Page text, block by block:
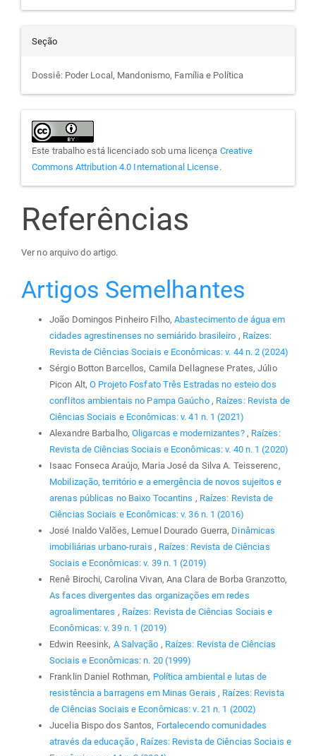
Seção
Dossiê: Poder Local, Mandonismo, Família e Política
Este trabalho está licenciado sob uma licença Creative
Commons Attribution 4.0 International License.
Referências
Ver no arquivo do artigo.
Artigos Semelhantes
João Domingos Pinheiro Filho,Abastecimento de água em
cidades agrestinenses no semiárido brasileiro , Raízes:
Revista de Ciências Sociais e Econômicas: v. 44 n. 2 (2024)
Sérgio Botton Barcellos, Camila Dellagnese Prates, Júlio
Picon Alt,O Projeto Fosfato Três Estradas no esteio dos
conflitos ambientais no Pampa Gaúcho , Raízes: Revista de
Ciências Sociais e Econômicas: v. 41 n. 1 (2021)
Alexandre Barbalho, Oligarcas e modernizantes? , Raízes:
Revista de Ciências Sociais e Econômicas: v. 40 n. 1 (2020)
Isaac Fonseca Araújo, Maria José da Silva A. Teisserenc,
Mobilização, território e a emergência de novos sujeitos e
arenas públicas no Baixo Tocantins , Raízes: Revista de
Ciências Sociais e Econômicas: v. 36 n. 1 (2016)
José Inaldo Valões, Lemuel Dourado Guerra, Dinâmicas
imobiliárias urbano-rurais , Raízes: Revista de Ciências
Sociais e Econômicas: v. 39 n. 1 (2019)
Renê Birochi, Carolina Vivan, Ana Clara de Borba Granzotto,
As faces divergentes das organizações em redes
agroalimentares , Raízes: Revista de Ciências Sociais e
Econômicas: v. 39 n. 1 (2019)
Edwin Reesink, A Salvação , Raízes: Revista de Ciências
Sociais e Econômicas: n. 20 (1999)
Franklin Daniel Rothman, Política ambiental e lutas de
resistência a barragens em Minas Gerais , Raízes: Revista
de Ciências Sociais e Econômicas: v. 21 n. 1 (2002)
Jucelia Bispo dos Santos, Fortalecendo comunidades
através da educação , Raízes: Revista de Ciências Sociais e